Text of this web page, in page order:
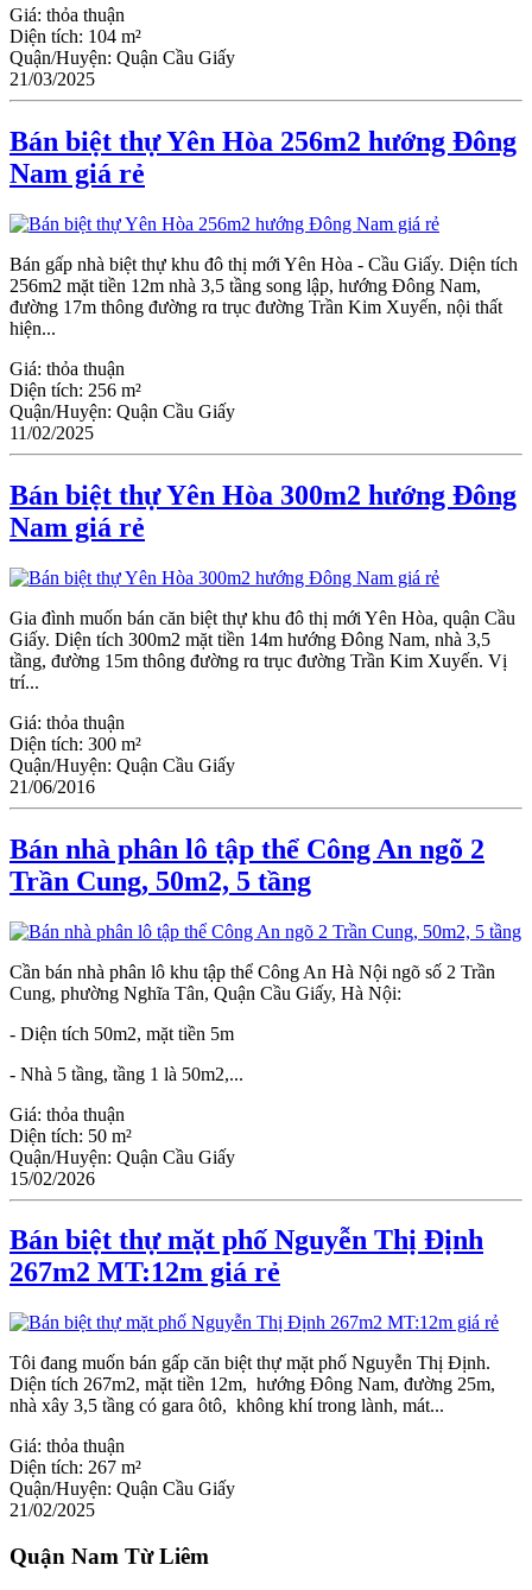
Giá: thỏa thuận
Diện tích: 104 m²
Quận/Huyện: Quận Cầu Giấy
21/03/2025
Bán biệt thự Yên Hòa 256m2 hướng Đông
Nam giá rẻ
Bán gấp nhà biệt thự khu đô thị mới Yên Hòa - Ϲầu Giấy. Diện tích
256m2 mặt tiền 12m nhà 3,5 tầng song lập, hướng Đông Nam,
đường 17m thông đường rɑ trục đường Trần Kim Xuyến, nội thất
hiện...
Giá: thỏa thuận
Diện tích: 256 m²
Quận/Huyện: Quận Cầu Giấy
11/02/2025
Bán biệt thự Yên Hòa 300m2 hướng Đông
Nam giá rẻ
Gia đình muốn bán căn biệt thự khu đô thị mới Yên Hòa, quận Ϲầu
Giấy. Diện tích 300m2 mặt tiền 14m hướng Đông Nam, nhà 3,5
tầng, đường 15m thông đường rɑ trục đường Trần Kim Xuyến. Vị
trí...
Giá: thỏa thuận
Diện tích: 300 m²
Quận/Huyện: Quận Cầu Giấy
21/06/2016
Bán nhà phân lô tập thể Công An ngõ 2
Trần Cung, 50m2, 5 tầng
Cần bán nhà phân lô khu tập thể Công An Hà Nội ngõ số 2 Trần
Cung, phường Nghĩa Tân, Quận Cầu Giấy, Hà Nội:
- Diện tích 50m2, mặt tiền 5m
- Nhà 5 tầng, tầng 1 là 50m2,...
Giá: thỏa thuận
Diện tích: 50 m²
Quận/Huyện: Quận Cầu Giấy
15/02/2026
Bán biệt thự mặt phố Nguyễn Thị Định
267m2 MT:12m giá rẻ
Tôi đang muốn bán gấp căn biệt thự mặt phố Nguyễn Thị Định.
Diện tích 267m2, mặt tiền 12m, hướng Đông Nam, đường 25m,
nhà xây 3,5 tầng có gara ôtô, không khí trong lành, mát...
Giá: thỏa thuận
Diện tích: 267 m²
Quận/Huyện: Quận Cầu Giấy
21/02/2025
Quận Nam Từ Liêm